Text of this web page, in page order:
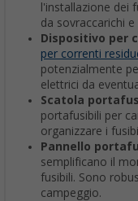
l'installazione dei
da sovraccarichi
Dispositivo per
per correnti
potenzialmente
elettrici da
Scatola
portafusibili per
organizzare i
Pannello
semplificano il
fusibili. Sono
campeggio.